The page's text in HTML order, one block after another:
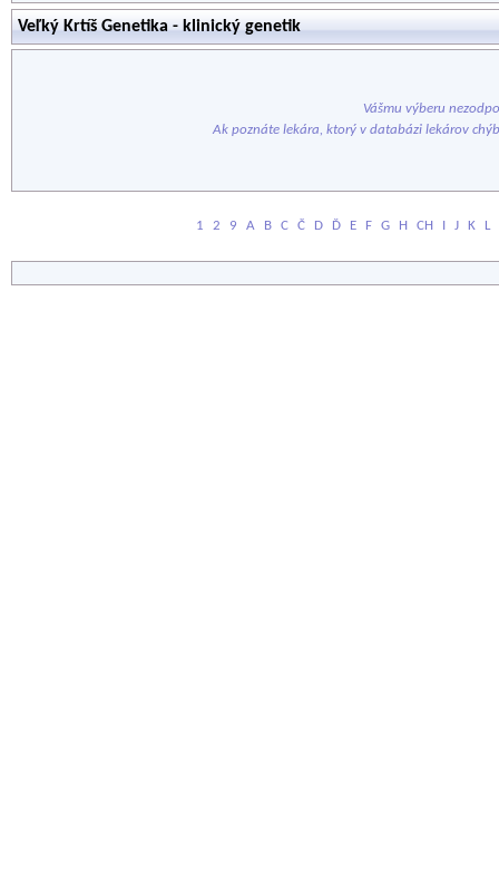
Veľký Krtíš Genetika - klinický genetik
Vášmu výberu
Ak poznáte lekára, ktorý v databázi lekárov
1 2 9 A B C Č D Ď E F G H CH I J K L